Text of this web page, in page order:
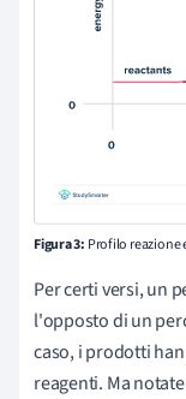
Figura 3: Profilo reazione
Per certi versi, un
l'opposto di un
caso, i prodotti
reagenti. Ma